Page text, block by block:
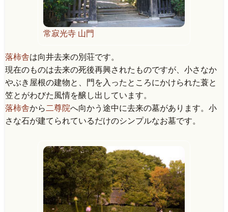
常寂光寺 山門
落柿舎は向井去来の別荘です。
現在のものは去来の死後再興されたものですが、小さなか
やぶき屋根の建物と、門を入ったところにかけられた蓑と
笠とがわびた風情を醸し出しています。
落柿舎から 二尊院へ向かう途中に去来の墓があります。小
さな石が建てられているだけのシンプルなお墓です。